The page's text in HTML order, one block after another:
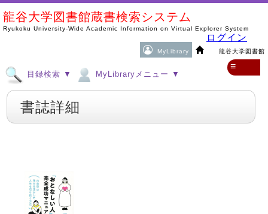
龍谷大学図書館蔵書検索システム
Ryukoku University-Wide Academic Information on Virtual Explorer System
MyLibrary 龍谷大学図書館
ログイン
目録検索 ▼ MyLibraryメニュー ▼
≡
書誌詳細